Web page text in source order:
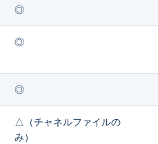
◎
◎
◎
△（チャネルファイルの
み）